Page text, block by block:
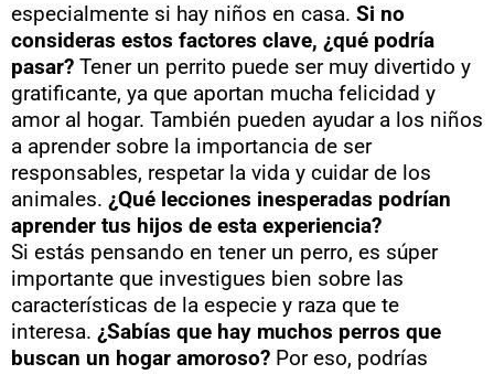
especialmente si hay niños en casa. Si no
consideras estos factores clave, ¿qué podría
pasar? Tener un perrito puede ser muy divertido y
gratificante, ya que aportan mucha felicidad y
amor al hogar. También pueden ayudar a los niños
a aprender sobre la importancia de ser
responsables, respetar la vida y cuidar de los
animales. ¿Qué lecciones inesperadas podrían
aprender tus hijos de esta experiencia?
Si estás pensando en tener un perro, es súper
importante que investigues bien sobre las
características de la especie y raza que te
interesa. ¿Sabías que hay muchos perros que
buscan un hogar amoroso? Por eso, podrías